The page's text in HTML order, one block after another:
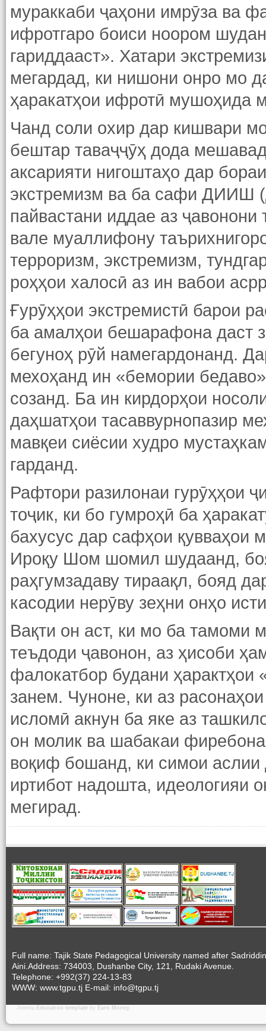
мураккаби ҷаҳони имрӯза ва
ифротгаро боиси ноором
гариддааст». Хатари
мегардад, ки нишони онро мо
ҳаракатҳои ифротӣ мушоҳида
Чанд соли охир дар кишвари
бештар таваҷҷӯҳ дода
аксарияти нигоштаҳо дар
экстремизм ва ба сафи ДИИШ
пайвастани иддае аз
вале муаллифону
терроризм, экстремизм,
роҳҳои халосӣ аз ин вабои
Ғурӯҳҳои экстремистӣ барои
ба амалҳои бешарафона даст
бегуноҳ рӯй намегардонанд.
мехоҳанд ин «бемории
созанд. Ба ин кирдорҳои
даҳшатҳои тасаввурнопазир
мавқеи сиёсии худро
гарданд.
Рафтори разилонаи гурӯҳҳои
тоҷик, ки бо гумроҳӣ ба
бахусус дар сафҳои қувваҳои
Ироқу Шом шомил шудаанд,
раҳгумзадаву тираақл, бояд
касодии нерӯву зеҳни онҳо
Вақти он аст, ки мо ба тамоми
теъдоди ҷавонон, аз ҳисоби
фалокатбор будани ҳарактҳои
занем. Чуноне, ки аз
исломӣ акнун ба яке аз
он молик ва шабакаи
воқиф бошанд, ки симои
иртибот надошта, идеологияи
мегирад.
Full name: Tajik State Pedagogical University named after Sadriddin
Aini.Address: 734003, Dushanbe City, 121, Rudaki Avenue.
Telephone: +992(37) 224-13-83
WWW: www.tgpu.tj E-mail: info@tgpu.tj
Joomla Education template by Earn Money.